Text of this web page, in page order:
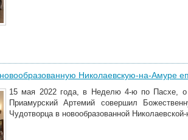
Николаевскую-на-Амуре
15 мая 2022 года, в Неделю 4-ю по Пасхе, о
Приамурский Артемий совершил
Чудотворца в новообразованной